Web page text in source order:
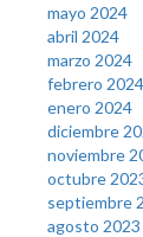
mayo 2024
abril 2024
marzo 2024
febrero 2024
enero 2024
diciembre
noviembre
octubre
septiembre
agosto 2023